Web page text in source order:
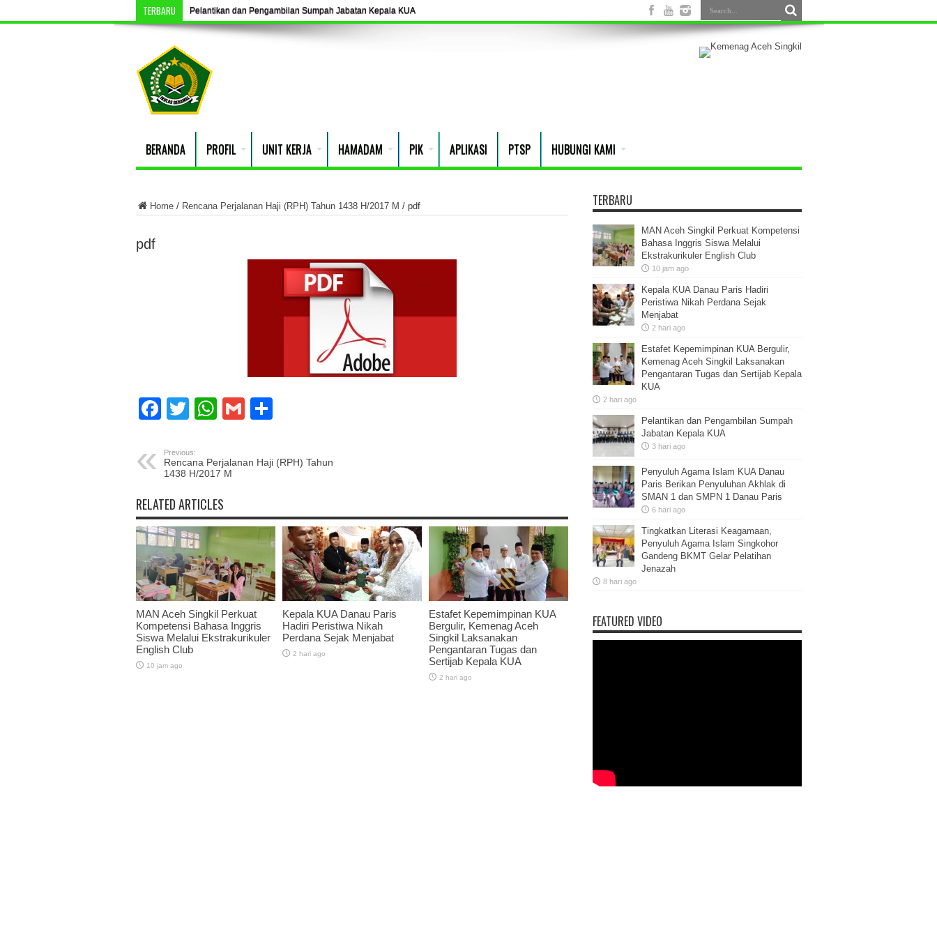
TERBARU Pelantikan dan Pengambilan Sumpah Jabatan Kepala KUA
BERANDA PROFIL UNIT KERJA HAMADAM PIK APLIKASI PTSP HUBUNGI KAMI
Home/ Rencana Perjalanan Haji (RPH) Tahun 1438 H/2017 M / pdf
pdf
Facebook
TwitterWhatsApp
Gmail
Previous:
Rencana Perjalanan Haji (RPH) Tahun
1438 H/2017 M
RELATED ARTICLES
MAN Aceh Singkil Perkuat
Kompetensi Bahasa Inggris
Siswa Melalui Ekstrakurikuler
English Club
10 jam ago
Kepala KUA Danau Paris
Hadiri Peristiwa Nikah
Perdana Sejak Menjabat
2 hari ago
Estafet Kepemimpinan KUA
Bergulir, Kemenag Aceh
Singkil Laksanakan
Pengantaran Tugas dan
Sertijab Kepala KUA
2 hari ago
TERBARU
MAN Aceh Singkil Perkuat Kompetensi
Bahasa Inggris Siswa Melalui
Ekstrakurikuler English Club
10 jam ago
Kepala KUA Danau Paris Hadiri
Peristiwa Nikah Perdana Sejak
Menjabat
2 hari ago
Estafet Kepemimpinan KUA Bergulir,
Kemenag Aceh Singkil Laksanakan
Pengantaran Tugas dan Sertijab Kepala
KUA
2 hari ago
Pelantikan dan Pengambilan Sumpah
Jabatan Kepala KUA
3 hari ago
Penyuluh Agama Islam KUA Danau
Paris Berikan Penyuluhan Akhlak di
SMAN 1 dan SMPN 1 Danau Paris
6 hari ago
Tingkatkan Literasi Keagamaan,
Penyuluh Agama Islam Singkohor
Gandeng BKMT Gelar Pelatihan
Jenazah
8 hari ago
FEATURED VIDEO